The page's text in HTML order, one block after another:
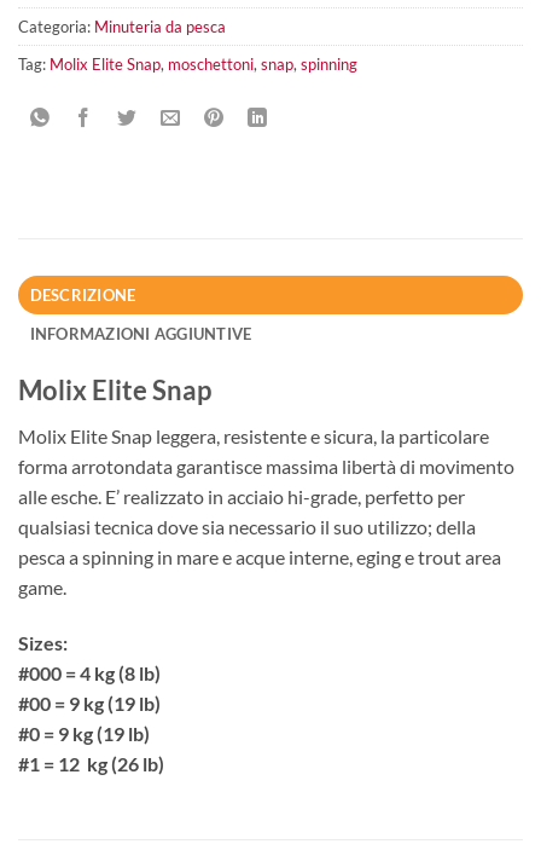
Categoria: Minuteria da pesca
Tag: Molix Elite Snap, moschettoni, snap, spinning
DESCRIZIONE
INFORMAZIONI AGGIUNTIVE
Molix Elite Snap
Molix Elite Snap leggera, resistente e sicura, la particolare
forma arrotondata garantisce massima libertà di movimento
alle esche. E’ realizzato in acciaio hi-grade, perfetto per
qualsiasi tecnica dove sia necessario il suo utilizzo; della
pesca a spinning in mare e acque interne, eging e trout area
game.
Sizes:
#000 = 4 kg (8 lb)
#00 = 9 kg (19 lb)
#0 = 9 kg (19 lb)
#1 = 12 kg (26 lb)